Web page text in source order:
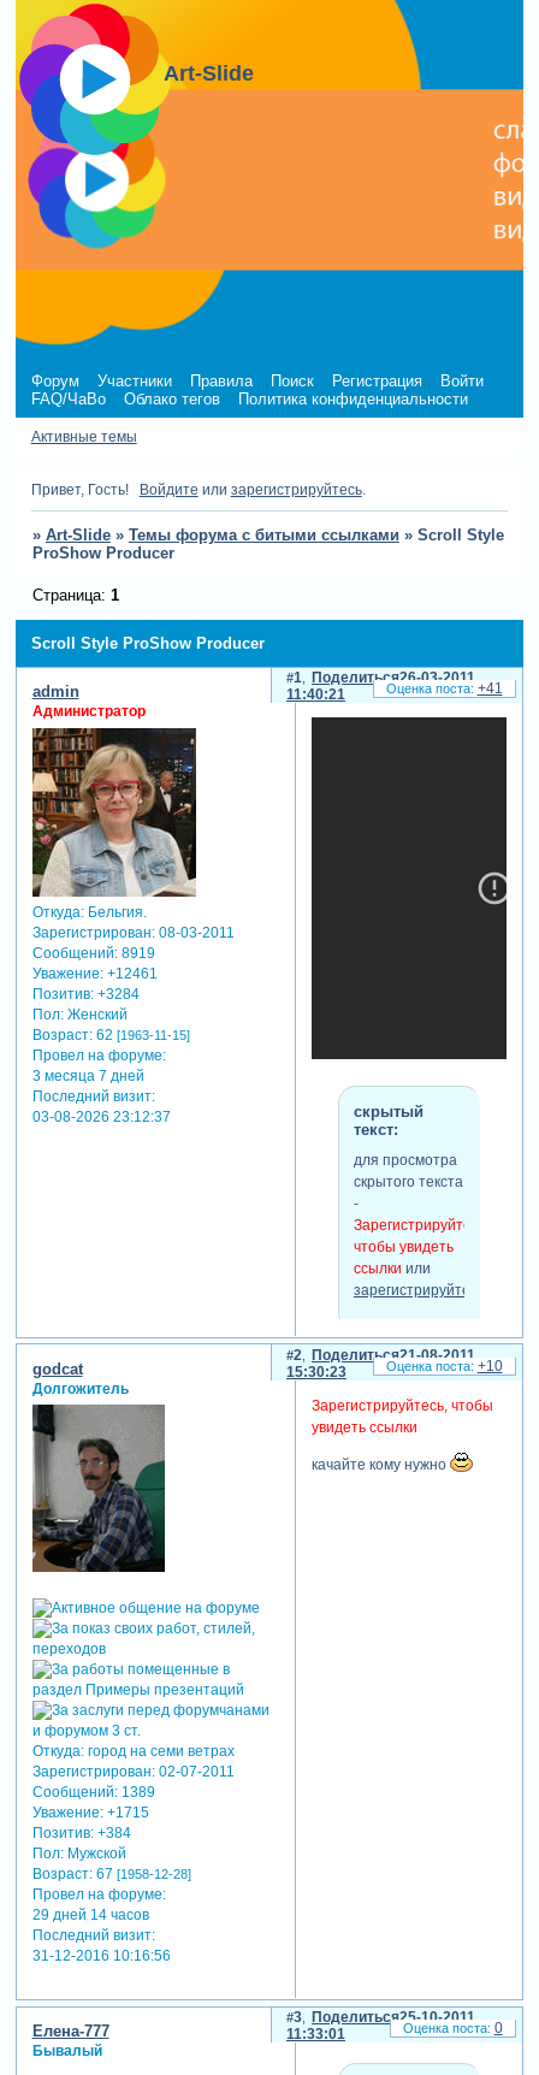
Art-Slide
Форум Участники Правила Поиск Регистрация
Войти
FAQ/ЧаВо
Облако тегов Политика конфиденциальности
Активные темы
Привет, Гость! Войдите или зарегистрируйтесь.
» Art-Slide » Темы форума с битыми ссылками » Scroll Style
ProShow Producer
Scroll Style ProShow Producer
Страница: 1
Поделиться
1
26-03-2011
11:40:21
admin
Администратор
Откуда:Бельгия.
Зарегистрирован: 08-03-2011
Сообщений:8919
Уважение: +12461
Позитив: +3284
Пол:Женский
Возраст:62 [1963-11-15]
Провел на форуме:
3 месяца 7 дней
Последний визит:
03-08-2026 23:12:37
скрытый
текст:
для просмотра
скрытого текста
-
Зарегистрируйтесь,
чтобы увидеть
ссылки или
зарегистрируйтесь
теги: scroll style proshow
produce
+41
Поделиться
2
21-08-2011
15:30:23
godcat
Долгожитель
Откуда:город на семи ветрах
Зарегистрирован: 02-07-2011
Сообщений:1389
Уважение: +1715
Позитив: +384
Пол:Мужской
Возраст:67 [1958-12-28]
Провел на форуме:
29 дней 14 часов
Последний визит:
31-12-2016 10:16:56
Зарегистрируйтесь, чтобы
увидеть ссылки
качайте кому нужно
+10
Поделиться
3
25-10-2011
11:33:01
Елена-777
Бывалый
0